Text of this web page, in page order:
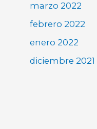
marzo 2022
febrero 2022
enero 2022
diciembre 2021